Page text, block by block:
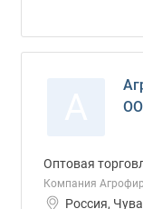
Оптовая
Компания
Россия,